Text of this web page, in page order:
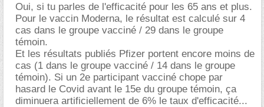
Oui, si tu parles de l'efficacité pour les 65 ans et plus.
Pour le vaccin Moderna, le résultat est calculé sur 4
cas dans le groupe vacciné / 29 dans le groupe
témoin.
Et les résultats publiés Pfizer portent encore moins de
cas (1 dans le groupe vacciné / 14 dans le groupe
témoin). Si un 2e participant vacciné chope par
hasard le Covid avant le 15e du groupe témoin, ça
diminuera artificiellement de 6% le taux d'efficacité...